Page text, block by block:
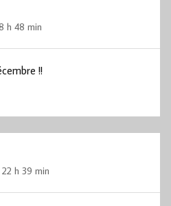
h 48 min
!!
h 39 min